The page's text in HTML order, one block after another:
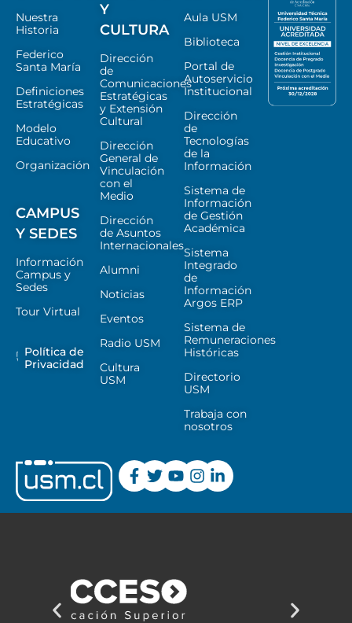
Nuestra
Historia
Federico
Santa María
Definiciones
Estratégicas
Modelo
Educativo
Organización
CAMPUS
Y SEDES
Información
Campus y
Sedes
Tour Virtual
Política de
Privacidad
Y
CULTURA
Dirección
de
Comunicaciones
Estratégicas
y Extensión
Cultural
Dirección
General de
Vinculación
con el
Medio
Dirección
de Asuntos
Internacionales
Alumni
Noticias
Eventos
Radio USM
Cultura
USM
Aula USM
Biblioteca
Portal de
Autoservicio
Institucional
Dirección
de
Tecnologías
de la
Información
Sistema de
Información
de Gestión
Académica
Sistema
Integrado
de
Información
Argos ERP
Sistema de
Remuneraciones
Históricas
Directorio
USM
Trabaja con
nosotros